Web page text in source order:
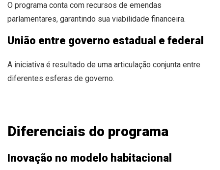
O programa conta com recursos de emendas
parlamentares, garantindo sua viabilidade financeira.
União entre governo estadual e federal
A iniciativa é resultado de uma articulação conjunta entre
diferentes esferas de governo.
Diferenciais do programa
Inovação no modelo habitacional